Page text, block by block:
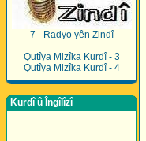
7 - Radyo yên Zindî
Qutîya Mizîka Kurdî - 3
Qutîya Mizîka Kurdî - 4
Kurdî û Îngîlîzî